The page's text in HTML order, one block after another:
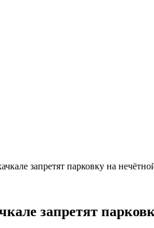
запретят парковку на
запретят